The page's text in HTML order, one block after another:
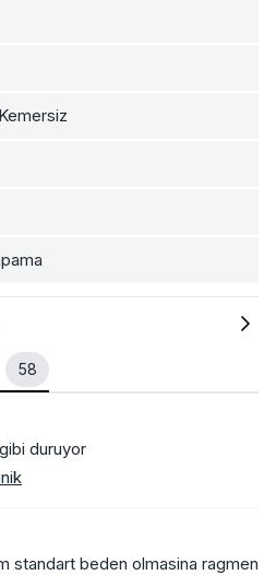
Kemersiz
58
duruyor
standart beden olmasina ragmen